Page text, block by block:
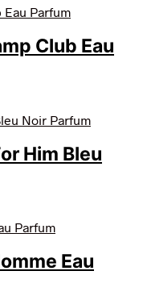
Club Eau
Him Bleu
Eau